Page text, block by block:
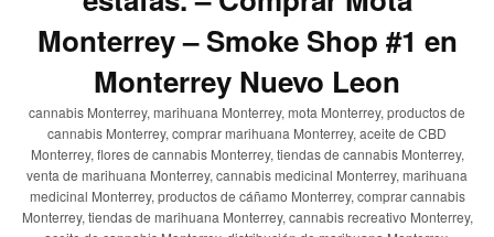
Monterrey – Smoke Shop #1 en
Monterrey Nuevo Leon
cannabis Monterrey, marihuana Monterrey, mota Monterrey, productos de
cannabis Monterrey, comprar marihuana Monterrey, aceite de CBD
Monterrey, flores de cannabis Monterrey, tiendas de cannabis Monterrey,
venta de marihuana Monterrey, cannabis medicinal Monterrey, marihuana
medicinal Monterrey, productos de cáñamo Monterrey, comprar cannabis
Monterrey, tiendas de marihuana Monterrey, cannabis recreativo Monterrey,